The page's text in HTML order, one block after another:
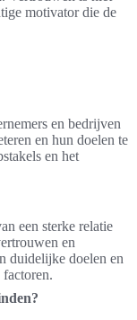
motivator die de
en bedrijven
en hun doelen te
en het
een sterke relatie
en
duidelijke doelen en